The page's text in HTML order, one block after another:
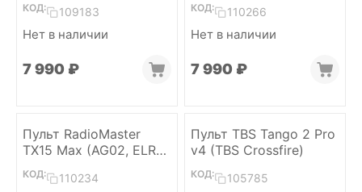
КОД: 109183
Нет в наличии
7 990 ₽
КОД: 110266
Нет в наличии
7 990 ₽
Пульт RadioMaster
TX15 Max (AG02, ELRS
2.4/915)
КОД: 110234
Пульт TBS Tango 2 Pro
v4 (TBS Crossfire)
КОД: 105785